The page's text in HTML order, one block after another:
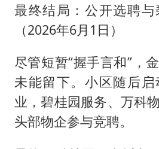
最终结局：公开选聘
（2026年6月1日）
尽管短暂“握手言和”，
未能留下。小区随后
业，碧桂园服务、万科
头部物企参与竞聘。